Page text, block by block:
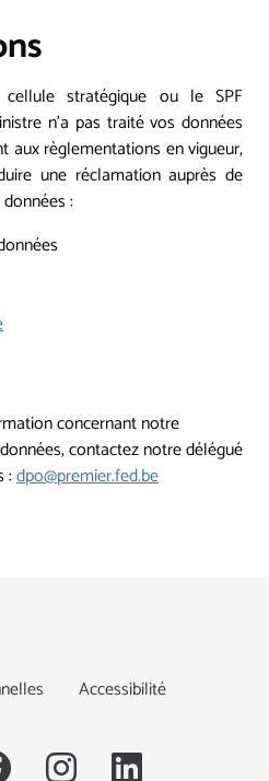
stratégique ou le SPF
n’a pas traité vos données
aux règlementations en vigueur,
une réclamation auprès de
:
concernant notre
contactez notre délégué
:dpo@premier.fed.be
Accessibilité